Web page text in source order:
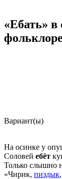
«Ебать» в
фольклоре
Вариант(ы)
На осинке у
Соловей ебёт
Только слышно
«Чирик, пиздык,